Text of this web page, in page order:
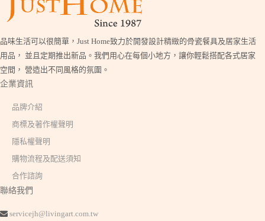
品味生活可以很簡單，Just Home致力於開發設計精緻的骨瓷餐具及居家生活
用品， 並且定期推出新品。我們用心在每個小地方，讓你輕鬆搭配各式居家
空間， 營造出不同風格的氛圍。
企業資訊
品牌介紹
商標及著作權聲明
隱私權聲明
購物流程及配送須知
合作諮詢
聯絡我們
servicejh@livingart.com.tw